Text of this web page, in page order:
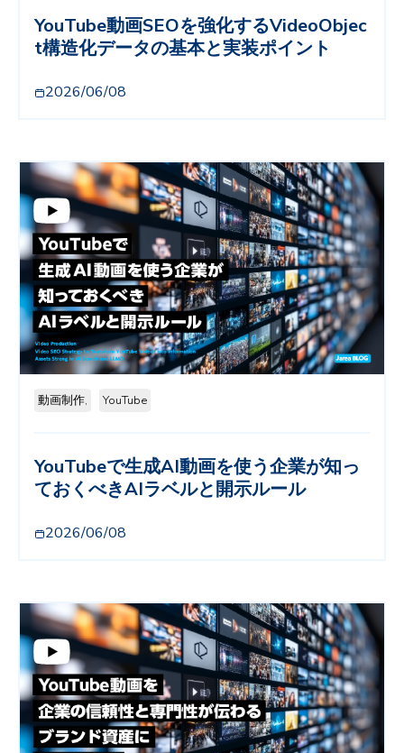
YouTube動画SEOを強化するVideoObjec
t構造化データの基本と実装ポイント
2026/06/08
動画制作, YouTube
YouTubeで生成AI動画を使う企業が知っ
ておくべきAIラベルと開示ルール
2026/06/08